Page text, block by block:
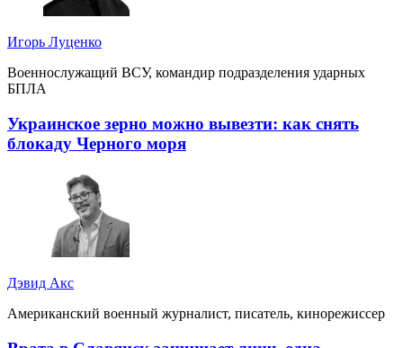
Игорь Луценко
Военнослужащий ВСУ, командир подразделения ударных
БПЛА
Украинское зерно можно вывезти: как снять
блокаду Черного моря
Дэвид Акс
Американский военный журналист, писатель, кинорежиссер